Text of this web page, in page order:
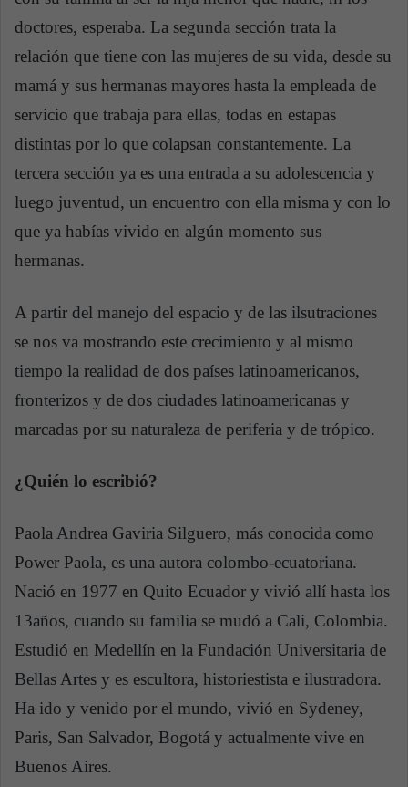
doctores, esperaba. La segunda sección trata la
relación que tiene con las mujeres de su vida, desde su
mamá y sus hermanas mayores hasta la empleada de
servicio que trabaja para ellas, todas en estapas
distintas por lo que colapsan constantemente. La
tercera sección ya es una entrada a su adolescencia y
luego juventud, un encuentro con ella misma y con lo
que ya habías vivido en algún momento sus
hermanas.
A partir del manejo del espacio y de las ilsutraciones
se nos va mostrando este crecimiento y al mismo
tiempo la realidad de dos países latinoamericanos,
fronterizos y de dos ciudades latinoamericanas y
marcadas por su naturaleza de periferia y de trópico.
¿Quién lo escribió?
Paola Andrea Gaviria Silguero, más conocida como
Power Paola, es una autora colombo-ecuatoriana.
Nació en 1977 en Quito Ecuador y vivió allí hasta los
13años, cuando su familia se mudó a Cali, Colombia.
Estudió en Medellín en la Fundación Universitaria de
Bellas Artes y es escultora, historiestista e ilustradora.
Ha ido y venido por el mundo, vivió en Sydeney,
Paris, San Salvador, Bogotá y actualmente vive en
Buenos Aires.